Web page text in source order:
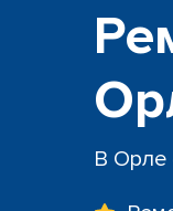
В Орле